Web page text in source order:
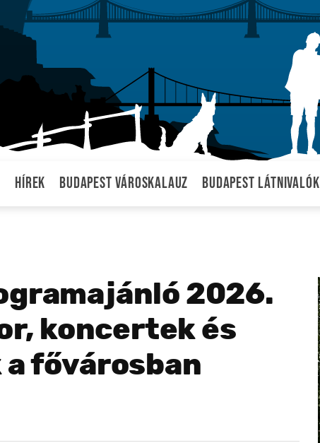
Hírek Budapest városkalauz Budapest látnivalók
2026.
koncertek és
fővárosban